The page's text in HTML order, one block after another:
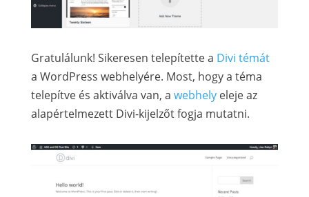
Gratulálunk! Sikeresen telepítette a Divi témát
a WordPress webhelyére. Most, hogy a téma
telepítve és aktiválva van, a webhelyeleje az
alapértelmezett Divi-kijelzőt fogja mutatni.